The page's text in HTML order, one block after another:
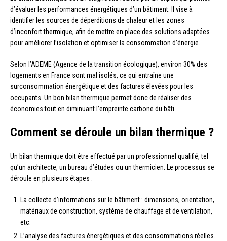
d’évaluer les performances énergétiques d’un bâtiment. Il vise à
identifier les sources de déperditions de chaleur et les zones
d’inconfort thermique, afin de mettre en place des solutions adaptées
pour améliorer l’isolation et optimiser la consommation d’énergie.
Selon l’ADEME (Agence de la transition écologique), environ 30% des
logements en France sont mal isolés, ce qui entraîne une
surconsommation énergétique et des factures élevées pour les
occupants. Un bon bilan thermique permet donc de réaliser des
économies tout en diminuant l’empreinte carbone du bâti.
Comment se déroule un bilan thermique ?
Un bilan thermique doit être effectué par un professionnel qualifié, tel
qu’un architecte, un bureau d’études ou un thermicien. Le processus se
déroule en plusieurs étapes :
La collecte d’informations sur le bâtiment : dimensions, orientation,
matériaux de construction, système de chauffage et de ventilation,
etc.
L’analyse des factures énergétiques et des consommations réelles.